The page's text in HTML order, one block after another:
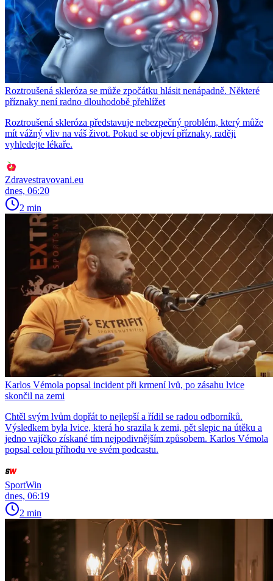
Roztroušená skleróza se může zpočátku hlásit nenápadně. Některé
příznaky není radno dlouhodobě přehlížet
Roztroušená skleróza představuje nebezpečný problém, který může
mít vážný vliv na váš život. Pokud se objeví příznaky, raději
vyhledejte lékaře.
Zdravestravovani.eu
dnes, 06:20
2 min
Karlos Vémola popsal incident při krmení lvů, po zásahu lvice
skončil na zemi
Chtěl svým lvům dopřát to nejlepší a řídil se radou odborníků.
Výsledkem byla lvice, která ho srazila k zemi, pět slepic na útěku a
jedno vajíčko získané tím nejpodivnějším způsobem. Karlos Vémola
popsal celou příhodu ve svém podcastu.
SportWin
dnes, 06:19
2 min